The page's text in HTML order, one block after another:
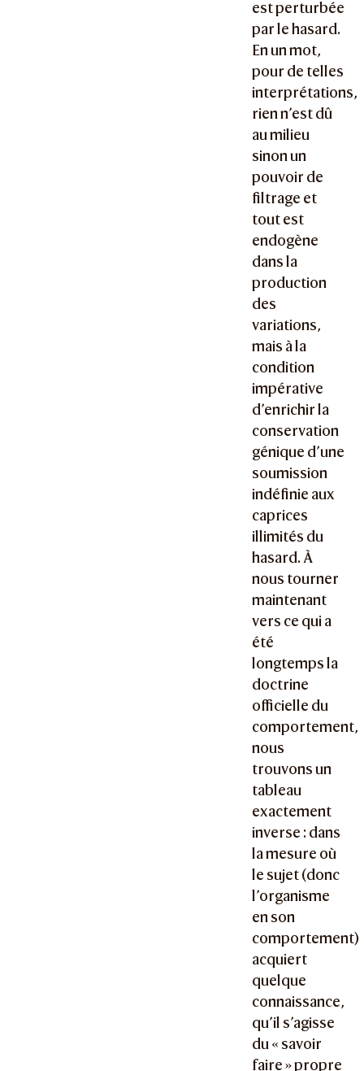
est perturbée
par le hasard.
En un mot,
pour de telles
interprétations,
rien n’est dû
au milieu
sinon un
pouvoir de
filtrage et
tout est
endogène
dans la
production
des
variations,
mais à la
condition
impérative
d’enrichir la
conservation
génique d’une
soumission
indéfinie aux
caprices
illimités du
hasard. À
nous tourner
maintenant
vers ce qui a
été
longtemps la
doctrine
officielle du
comportement,
nous
trouvons un
tableau
exactement
inverse : dans
la mesure où
le sujet (donc
l’organisme
en son
comportement)
acquiert
quelque
connaissance,
qu’il s’agisse
du « savoir
faire » propre